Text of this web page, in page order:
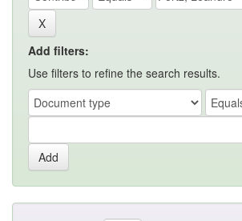
Add filters:
Use filters to refine the search results.